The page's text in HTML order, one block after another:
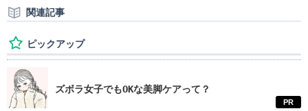
関連記事
ピックアップ
ズボラ女子でもOKな美脚ケアって？
PR